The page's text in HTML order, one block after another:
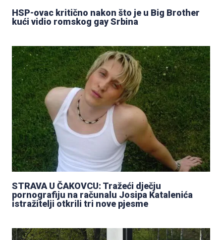
HSP-ovac kritično nakon što je u Big Brother
kući vidio romskog gay Srbina
STRAVA U ČAKOVCU: Tražeći dječju
pornografiju na računalu Josipa Katalenića
istražitelji otkrili tri nove pjesme